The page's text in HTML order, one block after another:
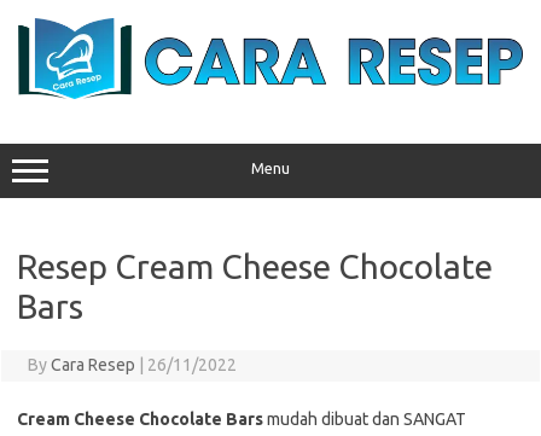
Menu
Resep Cream Cheese Chocolate
Bars
ByCara Resep 26/11/2022
Cream Cheese Chocolate Barsmudah dibuat dan SANGAT